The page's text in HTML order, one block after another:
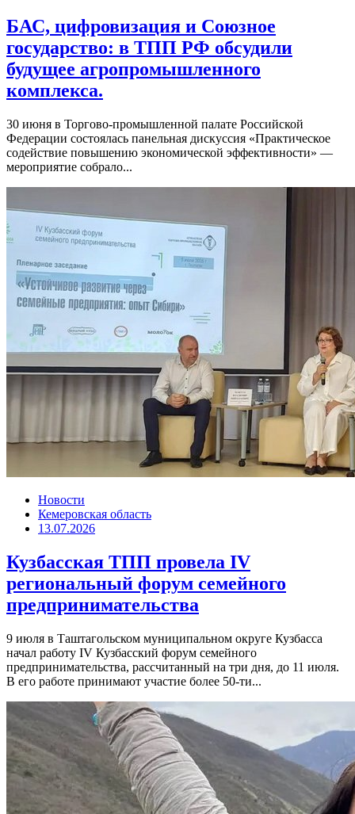
БАС, цифровизация и Союзное
государство: в ТПП РФ обсудили
будущее агропромышленного
комплекса.
30 июня в Торгово-промышленной палате Российской
Федерации состоялась панельная дискуссия «Практическое
содействие повышению экономической эффективности» —
мероприятие собрало...
Новости
Кемеровская область
13.07.2026
Кузбасская ТПП провела IV
региональный форум семейного
предпринимательства
9 июля в Таштагольском муниципальном округе Кузбасса
начал работу IV Кузбасский форум семейного
предпринимательства, рассчитанный на три дня, до 11 июля.
В его работе принимают участие более 50-ти...